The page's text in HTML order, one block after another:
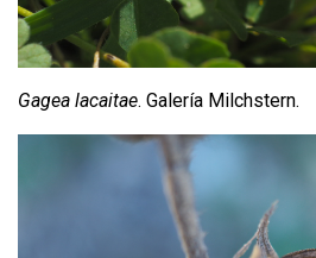
Gagea lacaitae. Galería Milchstern.